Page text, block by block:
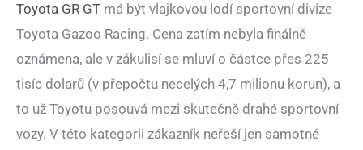
Toyota GR GT má být vlajkovou lodí sportovní divize
Toyota Gazoo Racing. Cena zatím nebyla finálně
oznámena, ale v zákulisí se mluví o částce přes 225
tisíc dolarů (v přepočtu necelých 4,7 milionu korun), a
to už Toyotu posouvá mezi skutečně drahé sportovní
vozy. V této kategorii zákazník neřeší jen samotné